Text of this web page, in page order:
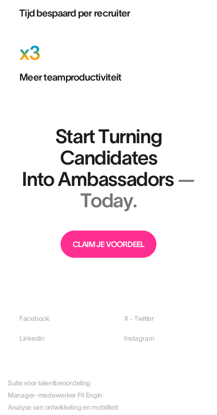
Tijd bespaard per recruiter
x3
Meer teamproductiviteit
Start Turning
Candidates
Into Ambassadors—
Today.
CLAIM JE VOORDEEL
Facebook X - Twitter
Linkedin Instagram
Suite voor talentbeoordeling
Manager-medewerker Fit Engin
Analyse van ontwikkeling en mobiliteit